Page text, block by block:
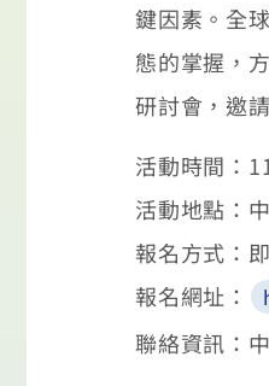
鍵因素。全
態的掌握，
研討會，邀
活動時間：
活動地點：
報名方式：
報名網址：
聯絡資訊：